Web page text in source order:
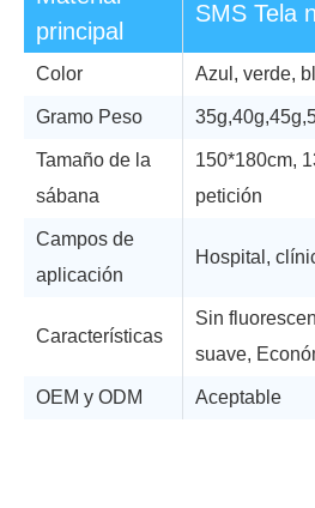
principal
SMS Tela
Color Azul, verde,
Gramo Peso
Tamaño de la
sábana
150*180cm,
petición
Campos de
aplicación
Hospital,
Características
Sin
suave,
OEM y ODM Aceptable